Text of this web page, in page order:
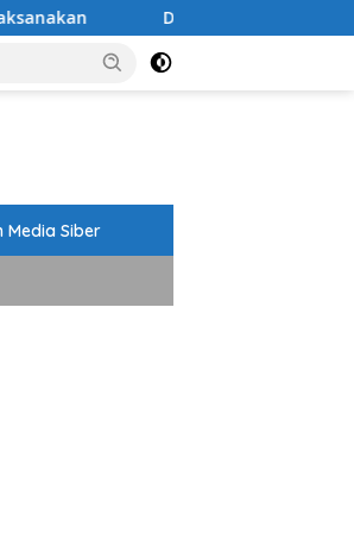
DPRD Tanah Datar Gelar Paripurna
Media Siber